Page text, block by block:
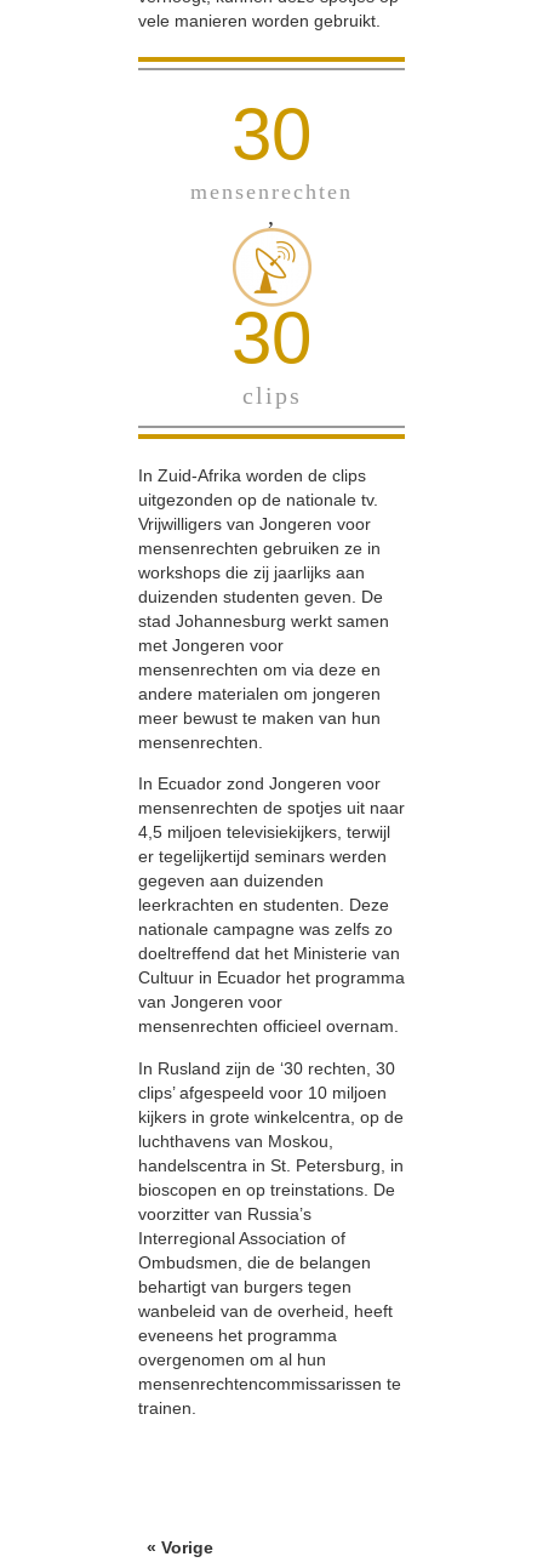
vele manieren worden gebruikt.
30
mensenrechten
,
30
clips
In Zuid-Afrika worden de clips
uitgezonden op de nationale tv.
Vrijwilligers van Jongeren voor
mensenrechten gebruiken ze in
workshops die zij jaarlijks aan
duizenden studenten geven. De
stad Johannesburg werkt samen
met Jongeren voor
mensenrechten om via deze en
andere materialen om jongeren
meer bewust te maken van hun
mensenrechten.
In Ecuador zond Jongeren voor
mensenrechten de spotjes uit naar
4,5 miljoen televisiekijkers, terwijl
er tegelijkertijd seminars werden
gegeven aan duizenden
leerkrachten en studenten. Deze
nationale campagne was zelfs zo
doeltreffend dat het Ministerie van
Cultuur in Ecuador het programma
van Jongeren voor
mensenrechten officieel overnam.
In Rusland zijn de ‘30 rechten, 30
clips’ afgespeeld voor 10 miljoen
kijkers in grote winkelcentra, op de
luchthavens van Moskou,
handelscentra in St. Petersburg, in
bioscopen en op treinstations. De
voorzitter van Russia’s
Interregional Association of
Ombudsmen, die de belangen
behartigt van burgers tegen
wanbeleid van de overheid, heeft
eveneens het programma
overgenomen om al hun
mensenrechtencommissarissen te
trainen.
« Vorige